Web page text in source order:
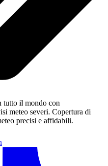
tutto il mondo con
meteo severi. Copertura di
precisi e affidabili.